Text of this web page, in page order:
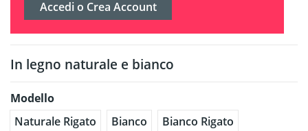
Accedi o Crea Account
In legno naturale e bianco
Modello
Naturale Rigato
Bianco
Bianco Rigato